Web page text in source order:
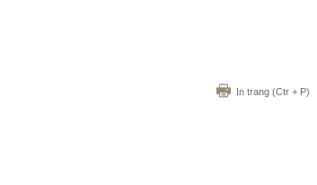
In trang (Ctr + P)